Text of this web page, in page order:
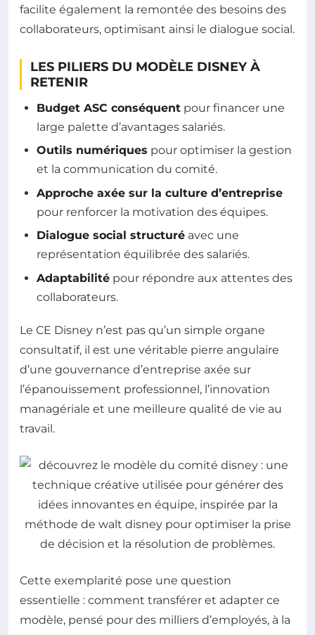
facilite également la remontée des besoins des
collaborateurs, optimisant ainsi le dialogue social.
LES PILIERS DU MODÈLE DISNEY À
RETENIR
Budget ASC conséquent pour financer une
large palette d’avantages salariés.
Outils numériques pour optimiser la gestion
et la communication du comité.
Approche axée sur la culture d’entreprise
pour renforcer la motivation des équipes.
Dialogue social structuré avec une
représentation équilibrée des salariés.
Adaptabilité pour répondre aux attentes des
collaborateurs.
Le CE Disney n’est pas qu’un simple organe
consultatif, il est une véritable pierre angulaire
d’une gouvernance d’entreprise axée sur
l’épanouissement professionnel, l’innovation
managériale et une meilleure qualité de vie au
travail.
Cette exemplarité pose une question
essentielle : comment transférer et adapter ce
modèle, pensé pour des milliers d’employés, à la